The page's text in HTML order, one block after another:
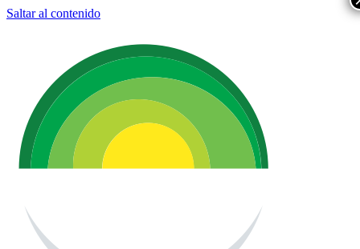
Saltar al contenido